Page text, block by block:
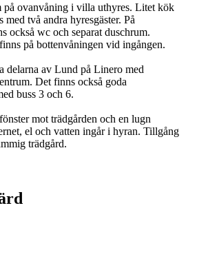
på ovanvåning i villa uthyres. Litet kök
med två andra hyresgäster. På
också wc och separat duschrum.
på bottenvåningen vid ingången.
delarna av Lund på Linero med
Det finns också goda
buss 3 och 6.
mot trädgården och en lugn
el och vatten ingår i hyran. Tillgång
trädgård.